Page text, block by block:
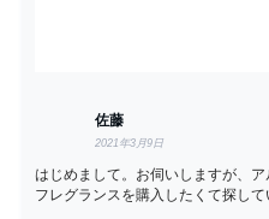
佐藤
2021年3月9日
はじめまして。お伺いしますが、
フレグランスを購入したくて探し